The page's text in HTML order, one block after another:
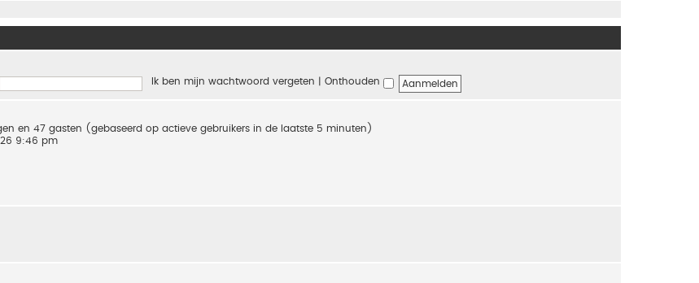
Ik ben mijn wachtwoord vergeten Onthouden
en 47 gasten (gebaseerd op actieve gebruikers in de laatste 5 minuten)
9:46 pm